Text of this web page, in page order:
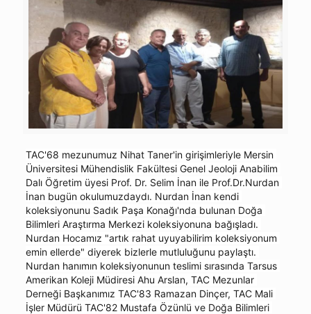
TAC'68 mezunumuz Nihat Taner'in girişimleriyle Mersin
Üniversitesi Mühendislik Fakültesi Genel Jeoloji Anabilim
Dalı Öğretim üyesi Prof. Dr. Selim İnan ile Prof.Dr.Nurdan
İnan bugün okulumuzdaydı. Nurdan İnan kendi
koleksiyonunu Sadık Paşa Konağı'nda bulunan Doğa
Bilimleri Araştırma Merkezi koleksiyonuna bağışladı.
Nurdan Hocamız "artık rahat uyuyabilirim koleksiyonum
emin ellerde" diyerek bizlerle mutluluğunu paylaştı.
Nurdan hanımın koleksiyonunun teslimi sırasında Tarsus
Amerikan Koleji Müdiresi Ahu Arslan, TAC Mezunlar
Derneği Başkanımız TAC'83 Ramazan Dinçer, TAC Mali
İşler Müdürü TAC'82 Mustafa Özünlü ve Doğa Bilimleri